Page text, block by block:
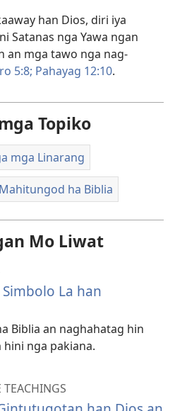
han Dios, diri iya
Satanas nga Yawa ngan
an mga tawo nga nag-
5:8; Pahayag 12:10.
Topiko
mga Linarang
ha Biblia
Mo Liwat
La han
Biblia an naghahatag hin
nga pakiana.
TEACHINGS